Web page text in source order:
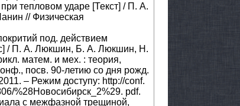
тепловом ударе [Текст] / П. А.
// Физическая
под. действием
/ П. А. Люкшин, Б. А. Люкшин, Н.
матем. и мех. : теория,
посв. 90-летию со дня рожд.
– Режим доступу: http://conf.
%28Новосибирск_2%29. pdf.
с межфазной трещиной,